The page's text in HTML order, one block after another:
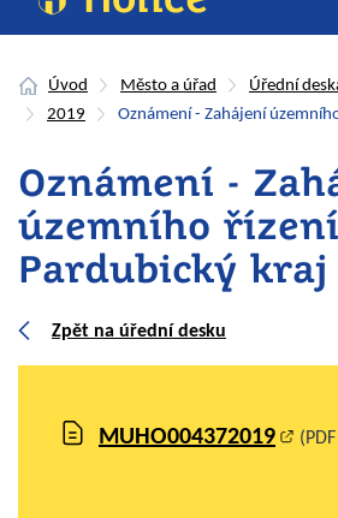
Úvod Město a úřad Úřední
2019
Oznámení - Zahájení
Oznámení -
územního
Pardubický kraj
Zpět na úřední desku
MUHO004372019